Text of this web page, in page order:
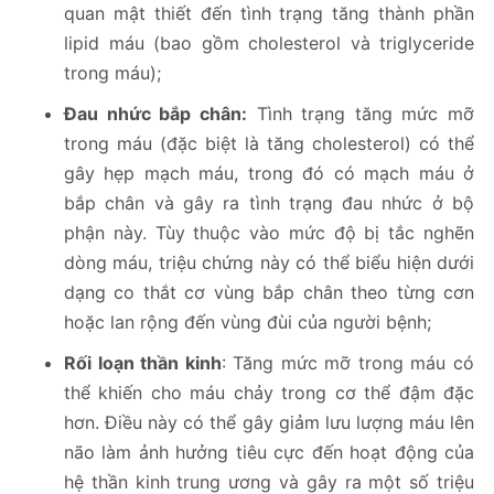
quan mật thiết đến tình trạng tăng thành phần
lipid máu (bao gồm cholesterol và triglyceride
trong máu);
Đau nhức bắp chân: Tình trạng tăng mức mỡ
trong máu (đặc biệt là tăng cholesterol) có thể
gây hẹp mạch máu, trong đó có mạch máu ở
bắp chân và gây ra tình trạng đau nhức ở bộ
phận này. Tùy thuộc vào mức độ bị tắc nghẽn
dòng máu, triệu chứng này có thể biểu hiện dưới
dạng co thắt cơ vùng bắp chân theo từng cơn
hoặc lan rộng đến vùng đùi của người bệnh;
Rối loạn thần kinh: Tăng mức mỡ trong máu có
thể khiến cho máu chảy trong cơ thể đậm đặc
hơn. Điều này có thể gây giảm lưu lượng máu lên
não làm ảnh hưởng tiêu cực đến hoạt động của
hệ thần kinh trung ương và gây ra một số triệu